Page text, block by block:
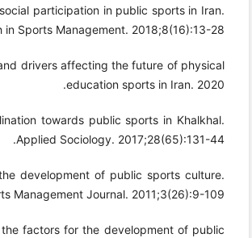
participation in public sports in Iran.
in Sports Management. 2018;8(16):13-28.
drivers affecting the future of physical
education sports in Iran. 2020.
towards public sports in Khalkhal.
Applied Sociology. 2017;28(65):131-44.
development of public sports culture.
Management Journal. 2011;3(26):9-109.
factors for the development of public